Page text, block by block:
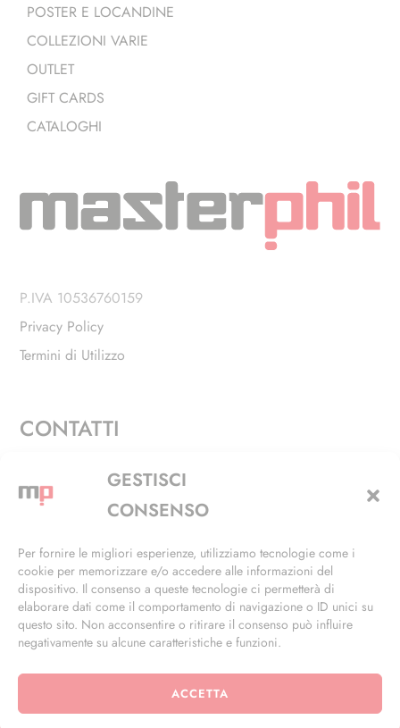
GESTISCI
CONSENSO
Per fornire le migliori esperienze, utilizziamo tecnologie come i
cookie per memorizzare e/o accedere alle informazioni del
dispositivo. Il consenso a queste tecnologie ci permetterà di
elaborare dati come il comportamento di navigazione o ID unici su
questo sito. Non acconsentire o ritirare il consenso può influire
negativamente su alcune caratteristiche e funzioni.
ACCETTA
POSTER E LOCANDINE
COLLEZIONI VARIE
OUTLET
GIFT CARDS
CATALOGHI
P.IVA 10536760159
Privacy Policy
Termini di Utilizzo
CONTATTI
Via Alfieri, 27 - Trezzano Sul Naviglio (MI)
+39 02 4846 3155
info@masterphil.it